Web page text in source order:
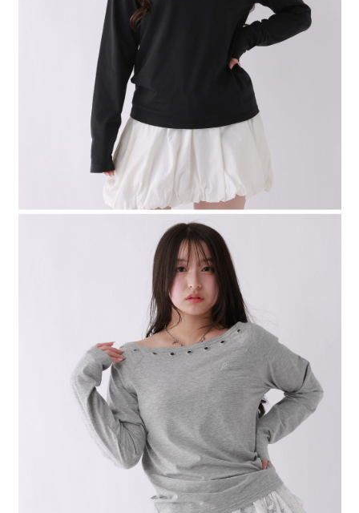
１．透過由恩沛科技股份有限公司提供之「AFTEE先享後付」服務完成之交
易，需依本服務之必要範圍內提供個人資料，並將交易相關給付款項請求債
權轉讓予恩沛科技股份有限公司。
２．關於個人資料處理事宜，請瀏覽以下網址：
https://aftee.tw/terms/#terms3
３．未成年的使用者請事先徵得法定代理人或監護人之同意方可使用
「AFTEE先享後付」，若未經同意申辦者引起之損失，本公司不負相關責
４．使用「AFTEE先享後付」時，將依據個別帳號之用戶狀況，依本公司即
時審查核予不同之上限額度；若仍有額度不足之情形，本公司將視審查結果
請求用戶進行身份認證。
５．嚴禁一人註冊多個帳號或使用他人資訊註冊。若發現惡意使用之情形，
恩沛科技股份有限公司將有權停止該用戶之使用額度並採取法律行動。